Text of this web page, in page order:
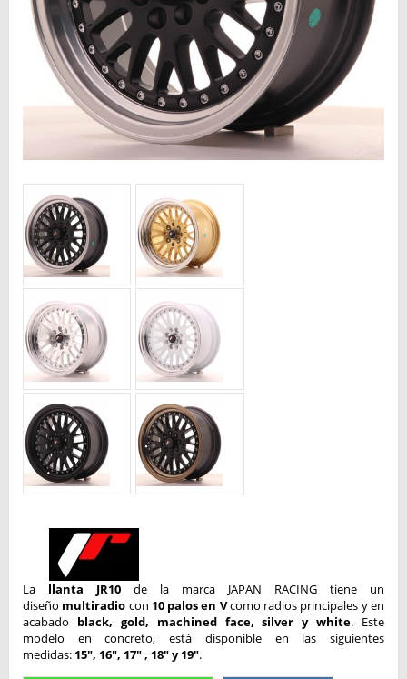
La llanta JR10 de la marca JAPAN RACING tiene un
diseño multiradio con 10 palos en Vcomo radios principales y en
acabado black, gold, machined face, silver y white. Este
modelo en concreto, está disponible en las siguientes
medidas: 15", 16", 17" , 18" y 19".